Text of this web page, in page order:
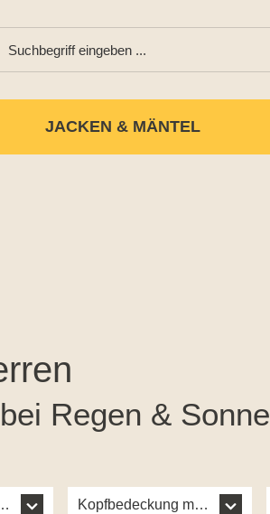
JACKEN & MÄNTEL
Regen & Sonne
Kopfbedeckung metrisch